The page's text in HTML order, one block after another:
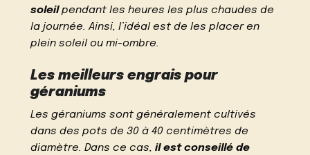
soleilpendant les heures les plus chaudes de
la journée. Ainsi, l’idéal est de les placer en
plein soleil ou mi-ombre.
Les meilleurs engrais pour
géraniums
Les géraniums sont généralement cultivés
dans des pots de 30 à 40 centimètres de
diamètre. Dans ce cas,il est conseillé de